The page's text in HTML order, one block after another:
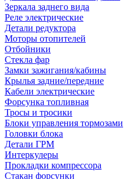
Зеркала заднего вида
Реле электрические
Детали редуктора
Моторы отопителей
Отбойники
Стекла фар
Замки зажигания/кабины
Крылья задние/передние
Кабели электрические
Форсунка топливная
Тросы и тросики
Блоки управления тормозами
Головки блока
Детали ГРМ
Интеркулеры
Прокладки компрессора
Стакан форсунки